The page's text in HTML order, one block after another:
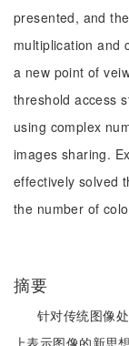
presented, and
multiplication and
a new point of
threshold access
using complex
images sharing.
effectively solved
the number of
摘要
针对传统图像
上表示图像的新思